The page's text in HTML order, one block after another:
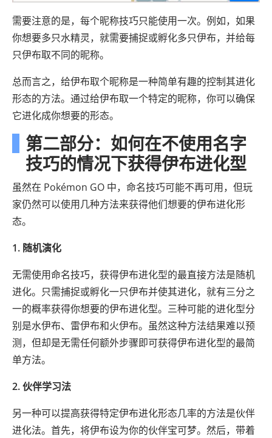
需要注意的是，每个昵称技巧只能使用一次。例如，如果
你想要多只水精灵，就需要捕捉或孵化多只伊布，并给每
只伊布取不同的昵称。
总而言之，给伊布取个昵称是一种简单有趣的控制其进化
形态的方法。通过给伊布取一个特定的昵称，你可以确保
它进化成你想要的形态。
第二部分：如何在不使用名字
技巧的情况下获得伊布进化型
虽然在 Pokémon GO 中，命名技巧可能不再可用，但玩
家仍然可以使用几种方法来获得他们想要的伊布进化形
态。
1. 随机演化
无需使用命名技巧，获得伊布进化型的最直接方法是随机
进化。只需捕捉或孵化一只伊布并使其进化，就有三分之
一的概率获得你想要的伊布进化型。三种可能的进化型分
别是水伊布、雷伊布和火伊布。虽然这种方法结果难以预
测，但却是无需任何额外步骤即可获得伊布进化型的最简
单方法。
2. 伙伴学习法
另一种可以提高获得特定伊布进化形态几率的方法是伙伴
进化法。首先，将伊布设为你的伙伴宝可梦。然后，带着